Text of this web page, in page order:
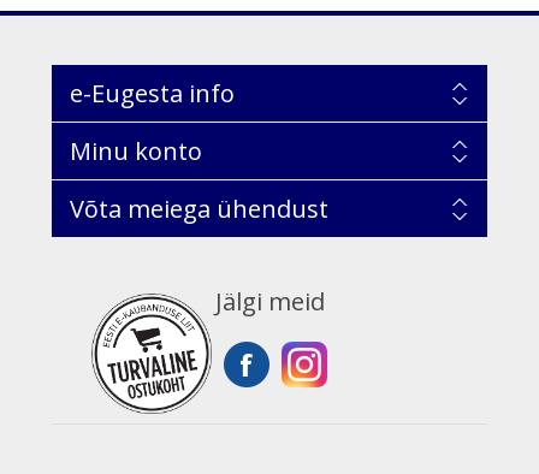
e-Eugesta info
Minu konto
Võta meiega ühendust
Jälgi meid